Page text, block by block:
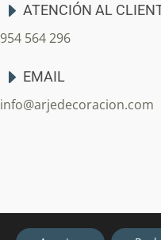
ATENCIÓN AL
954 564 296
EMAIL
info@arjedecoracion.com